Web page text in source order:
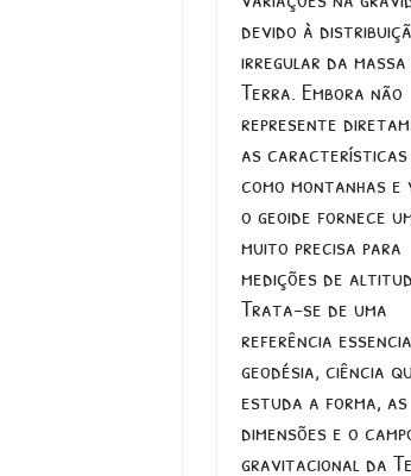
devido à
irregular da massa
Terra. Embora não
represente
as
como montanhas e
o geoide fornece
muito precisa para
medições de
Trata-se de uma
referência
geodésia, ciência
estuda a forma, as
dimensões e o
gravitacional da